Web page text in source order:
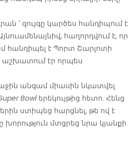
՝ զույգը կարծես հանդիպում է
հաղորդվում է, որ
հանդիպել է Պորտ Շարլոտի
աշխատում էր որպես
անգամ միասին նկատվել
Bowlերեկույթից հետո. Հենց
ստիպեց հարցնել, թե ով է
խորություն մտցրեց նրա կյանքի